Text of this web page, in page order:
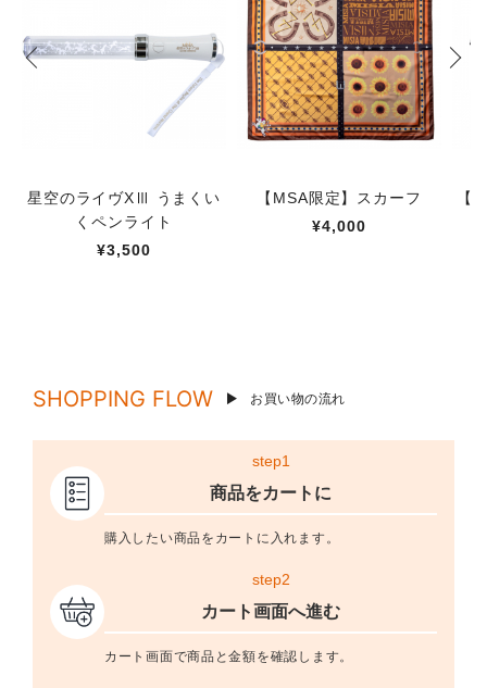
星空のライヴXⅢ うまくい
くペンライト
¥3,500
【MSA限定】スカーフ
¥4,000
【
SHOPPING FLOW お買い物の流れ
step1
商品をカートに
購入したい商品をカートに入れます。
step2
カート画面へ進む
カート画面で商品と金額を確認します。